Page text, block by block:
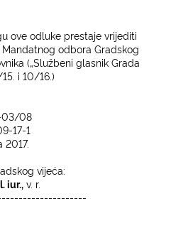
ove odluke prestaje vrijediti
odbora Gradskog
(„Službeni glasnik Grada
i 10/16.)­
03/08
17-1
2017.
vijeća:­
iur., v. r.